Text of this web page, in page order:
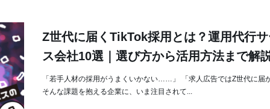
Z世代に届くTikTok採用とは？運用代行
ス会社10選｜選び方から活用方法まで解
「若手人材の採用がうまくいかない……」 「求人広告ではZ世代に届
そんな課題を抱える企業に、いま注目されて...